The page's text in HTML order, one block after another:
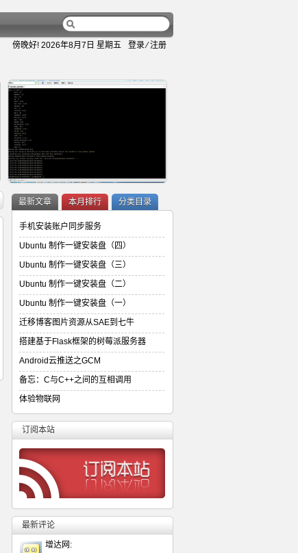
登录⁄注册
傍晚好! 2026年8月7日 星期五
Ubuntu 制作一键安装盘（二）
最新文章 本月排行 分类目录
手机安装账户同步服务
Ubuntu 制作一键安装盘（四）
Ubuntu 制作一键安装盘（三）
Ubuntu 制作一键安装盘（二）
Ubuntu 制作一键安装盘（一）
迁移博客图片资源从SAE到七牛
搭建基于Flask框架的树莓派服务器
Android云推送之GCM
备忘：C与C++之间的互相调用
体验物联网
订阅本站
最新评论
增达网: